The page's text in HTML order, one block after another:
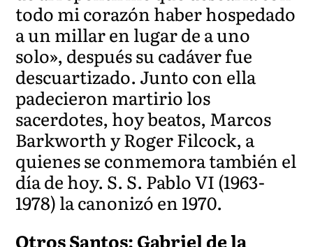
todo mi corazón haber hospedado
a un millar en lugar de a uno
solo», después su cadáver fue
descuartizado. Junto con ella
padecieron martirio los
sacerdotes, hoy beatos, Marcos
Barkworth y Roger Filcock, a
quienes se conmemora también el
día de hoy. S. S. Pablo VI (1963-
1978) la canonizó en 1970.
Otros Santos: Gabriel de la